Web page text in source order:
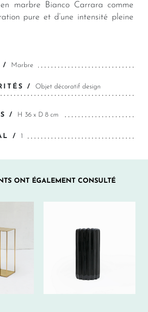
marbre Bianco Carrara comme
pure et d’une intensité pleine
/ Marbre
/ Objet décoratif design
/ H 36 x D 8 cm
/ 1
ONT ÉGALEMENT CONSULTÉ